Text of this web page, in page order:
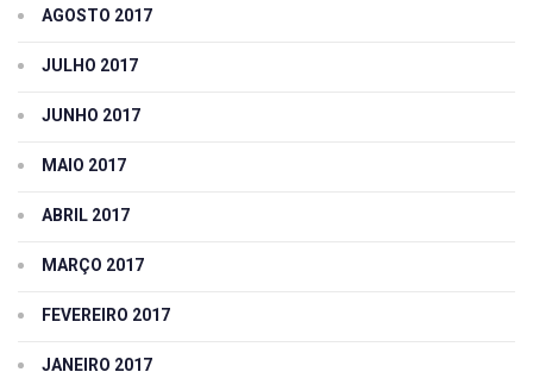
AGOSTO 2017
JULHO 2017
JUNHO 2017
MAIO 2017
ABRIL 2017
MARÇO 2017
FEVEREIRO 2017
JANEIRO 2017